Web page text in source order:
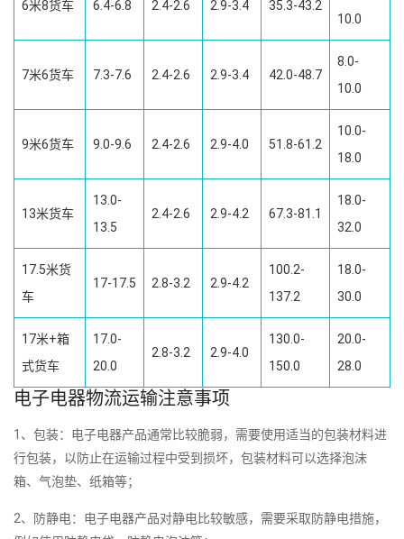
6米8货车 6.4-6.8 2.4-2.6 2.9-3.4
35.3-43.2
10.0
7米6货车 7.3-7.6 2.4-2.6 2.9-3.4 42.0-48.7
8.0-
10.0
9米6货车 9.0-9.6 2.4-2.6 2.9-4.0 51.8-61.2
10.0-
18.0
13米货车
13.0-
13.5
2.4-2.6 2.9-4.2 67.3-81.1
18.0-
32.0
17.5米货
车
17-17.5 2.8-3.2 2.9-4.2
100.2-
137.2
18.0-
30.0
17米+箱
式货车
17.0-
20.0
2.8-3.2 2.9-4.0
130.0-
150.0
20.0-
28.0
电子电器物流运输注意事项
1、包装：电子电器产品通常比较脆弱，需要使用适当的包装材料进
行包装，以防止在运输过程中受到损坏，包装材料可以选择泡沫
箱、气泡垫、纸箱等；
2、防静电：电子电器产品对静电比较敏感，需要采取防静电措施，